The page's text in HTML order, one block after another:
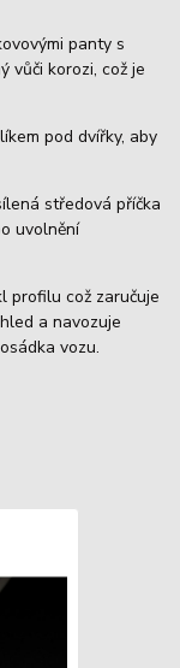
panty s
vůči korozi, což je
pod dvířky, aby
středová příčka
uvolnění
profilu což zaručuje
a navozuje
vozu.